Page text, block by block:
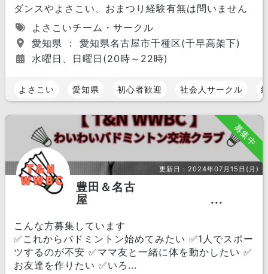
ダンスやよさこい、おまつり経験有無は問いません
よさこいチーム・サークル
愛知県 ： 愛知県名古屋市千種区(千早高架下)
水曜日、日曜日(20時～22時)
よさこい 愛知県 初心者歓迎 社会人サークル
募集中
更新日：2024年07月15日(月)
豊田＆名古
屋 ...
こんな方募集しています
✅これからバドミントン始めてみたい ✅1人でスポー
ツするのが不安 ✅ママ友と一緒に体を動かしたい ✅
お友達を作りたい ✅いろ...